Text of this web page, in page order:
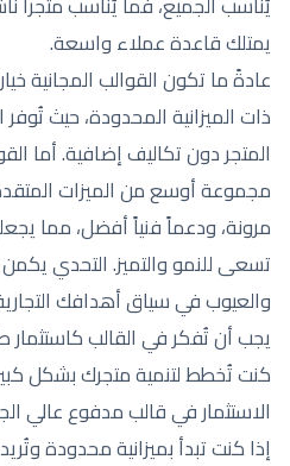
يمتلك قاعدة عملاء واسعة.
عادةً ما تكون القوالب المجانية
ذات الميزانية المحدودة، حيث
المتجر دون تكاليف إضافية. أما
مجموعة أوسع من الميزات
مرونة، ودعماً فنياً أفضل، مما
تسعى للنمو والتميز. التحدي
والعيوب في سياق أهدافك
يجب أن تُفكر في القالب
كنت تُخطط لتنمية متجرك بشكل
الاستثمار في قالب مدفوع عالي
إذا كنت تبدأ بميزانية محدودة